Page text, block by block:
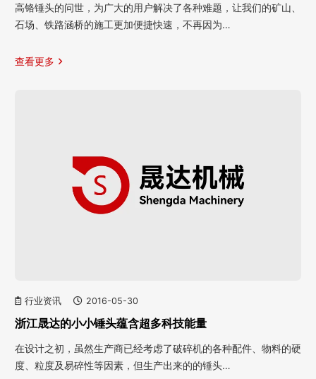
高铬锤头的问世，为广大的用户解决了各种难题，让我们的矿山、
石场、铁路涵桥的施工更加便捷快速，不再因为…
查看更多
行业资讯 2016-05-30
浙江晟达的小小锤头蕴含超多科技能量
在设计之初，虽然生产商已经考虑了破碎机的各种配件、物料的硬
度、粒度及易碎性等因素，但生产出来的的锤头…